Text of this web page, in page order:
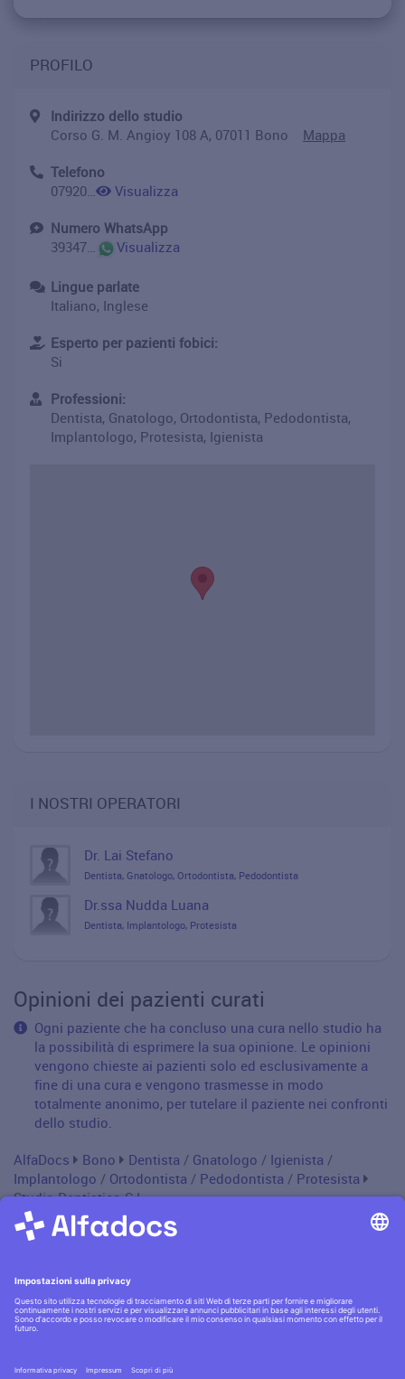
PROFILO
Indirizzo dello studio
Corso G. M. Angioy 108 A, 07011 Bono Mappa
Telefono
0792072407
Visualizza
Numero WhatsApp
393476061050
Visualizza
Lingue parlate
Italiano, Inglese
Esperto per pazienti fobici:
Si
Professioni:
Dentista, Gnatologo, Ortodontista, Pedodontista,
Implantologo, Protesista, Igienista
I NOSTRI OPERATORI
Dr. Lai Stefano
Dentista, Gnatologo, Ortodontista, Pedodontista
Dr.ssa Nudda Luana
Dentista, Implantologo, Protesista
Opinioni dei pazienti curati
Ogni paziente che ha concluso una cura nello studio ha
la possibilità di esprimere la sua opinione. Le opinioni
vengono chieste ai pazienti solo ed esclusivamente a
fine di una cura e vengono trasmesse in modo
totalmente anonimo, per tutelare il paziente nei confronti
dello studio.
AlfaDocs Bono Dentista / Gnatologo / Igienista /
Implantologo / Ortodontista / Pedodontista / Protesista
Studio Dentistico S L
Informativa privacy·|· Condizioni generali·|·
Scopri lasicurezza AlfaDocs